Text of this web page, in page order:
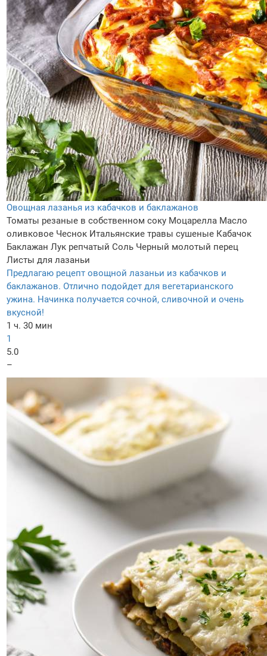
Овощная лазанья из кабачков и баклажанов
Томаты резаные в собственном соку Моцарелла Масло
оливковое Чеснок Итальянские травы сушеные Кабачок
Баклажан Лук репчатый Соль Черный молотый перец
Листы для лазаньи
Предлагаю рецепт овощной лазаньи из кабачков и
баклажанов. Отлично подойдет для вегетарианского
ужина. Начинка получается сочной, сливочной и очень
вкусной!
1 ч. 30 мин
1
5.0
–